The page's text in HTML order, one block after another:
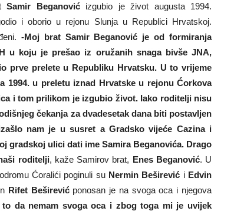
Samir Beganovićizgubio je život augusta 1994.
i oborio u rejonu Slunja u Republici Hrvatskoj.
-Moj brat Samir Beganović je od formiranja
u koju je prešao iz oružanih snaga bivše JNA,
prve prelete u Republiku Hrvatsku. U to vrijeme
1994. u preletu iznad Hrvatske u rejonu Ćorkova
i tom prilikom je izgubio život. Iako roditelji nisu
čekanja za dvadesetak dana biti postavljen
nam je u susret a Gradsko vijeće Cazina i
gradskoj ulici dati ime Samira Beganovića. Drago
roditelji, kaže Samirov brat, Enes Beganović. U
Ćoralići poginuli su Nermin Beširević i Edvin
Rifet Beširevićponosan je na svoga oca i njegova
da nemam svoga oca i zbog toga mi je uvijek